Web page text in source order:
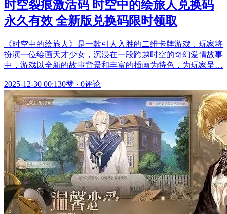
时空裂痕激活码 时空中的绘旅人兑换码
永久有效 全新版兑换码限时领取
《时空中的绘旅人》是一款引人入胜的二维卡牌游戏，玩家将
扮演一位绘画天才少女，沉浸在一段跨越时空的奇幻爱情故事
中，游戏以全新的故事背景和丰富的插画为特色，为玩家呈…
2025-12-30 00:130赞 · 0评论